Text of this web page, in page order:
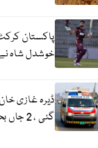
پاکستان
خوشدل شاہ
ڈیرہ غازی
گئی ، 2 جاں بحق ، 3 افراد زخمی